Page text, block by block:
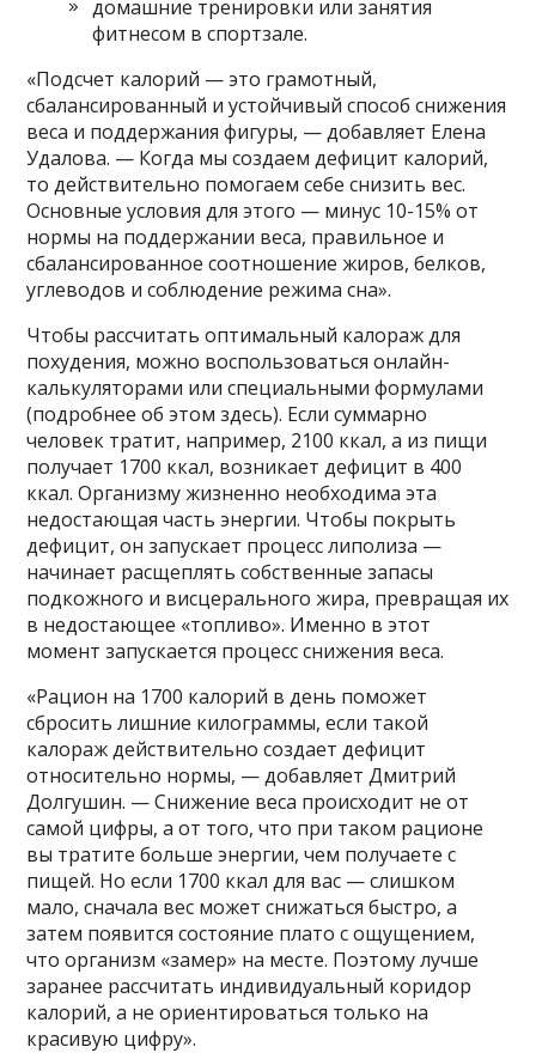
домашние тренировки или занятия
фитнесом в спортзале.
«Подсчет калорий — это грамотный,
сбалансированный и устойчивый способ снижения
веса и поддержания фигуры, — добавляет Елена
Удалова. — Когда мы создаем дефицит калорий,
то действительно помогаем себе снизить вес.
Основные условия для этого — минус 10-15% от
нормы на поддержании веса, правильное и
сбалансированное соотношение жиров, белков,
углеводов и соблюдение режима сна».
Чтобы рассчитать оптимальный калораж для
похудения, можно воспользоваться онлайн-
калькуляторами или специальными формулами
(подробнее об этом здесь). Если суммарно
человек тратит, например, 2100 ккал, а из пищи
получает 1700 ккал, возникает дефицит в 400
ккал. Организму жизненно необходима эта
недостающая часть энергии. Чтобы покрыть
дефицит, он запускает процесс липолиза —
начинает расщеплять собственные запасы
подкожного и висцерального жира, превращая их
в недостающее «топливо». Именно в этот
момент запускается процесс снижения веса.
«Рацион на 1700 калорий в день поможет
сбросить лишние килограммы, если такой
калораж действительно создает дефицит
относительно нормы, — добавляет Дмитрий
Долгушин. — Снижение веса происходит не от
самой цифры, а от того, что при таком рационе
вы тратите больше энергии, чем получаете с
пищей. Но если 1700 ккал для вас — слишком
мало, сначала вес может снижаться быстро, а
затем появится состояние плато с ощущением,
что организм «замер» на месте. Поэтому лучше
заранее рассчитать индивидуальный коридор
калорий, а не ориентироваться только на
красивую цифру».